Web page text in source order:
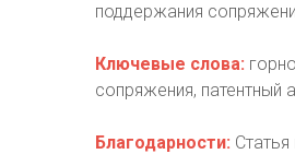
поддержания
Ключевые слова:
сопряжения, патентный
Благодарности: